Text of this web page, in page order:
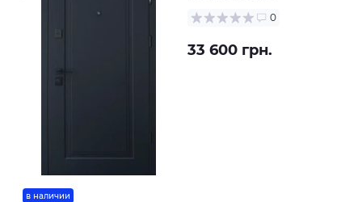
в наличии
0
33 600 грн.